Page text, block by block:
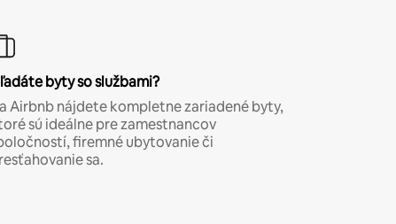
byty so službami?
Airbnb nájdete kompletne zariadené byty,
sú ideálne pre zamestnancov
firemné ubytovanie či
sa.